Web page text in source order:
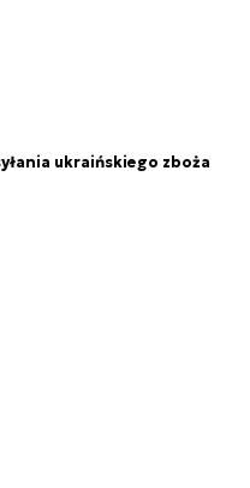
ukraińskiego zboża